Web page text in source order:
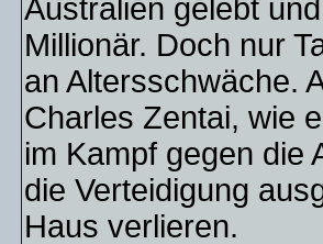
Australien gelebt
Millionär. Doch nur
an Altersschwäche.
Charles Zentai, wie
im Kampf gegen die
die Verteidigung
Haus verlieren.